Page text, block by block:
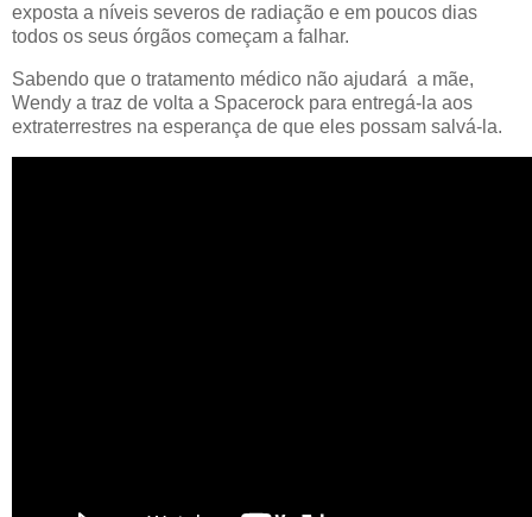
exposta a níveis severos de radiação e em poucos dias
todos os seus órgãos começam a falhar.
Sabendo que o tratamento médico não ajudará a mãe,
Wendy a traz de volta a Spacerock para entregá-la aos
extraterrestres na esperança de que eles possam salvá-la.